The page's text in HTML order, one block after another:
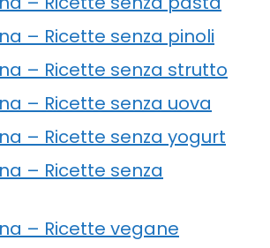
– Ricette senza pinoli
– Ricette senza strutto
– Ricette senza uova
– Ricette senza yogurt
– Ricette senza
– Ricette vegane